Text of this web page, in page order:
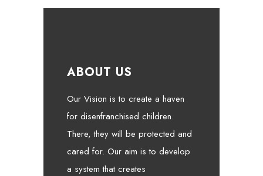
ABOUT US
Our Vision is to create a haven
for disenfranchised children.
There, they will be protected and
cared for. Our aim is to develop
a system that creates